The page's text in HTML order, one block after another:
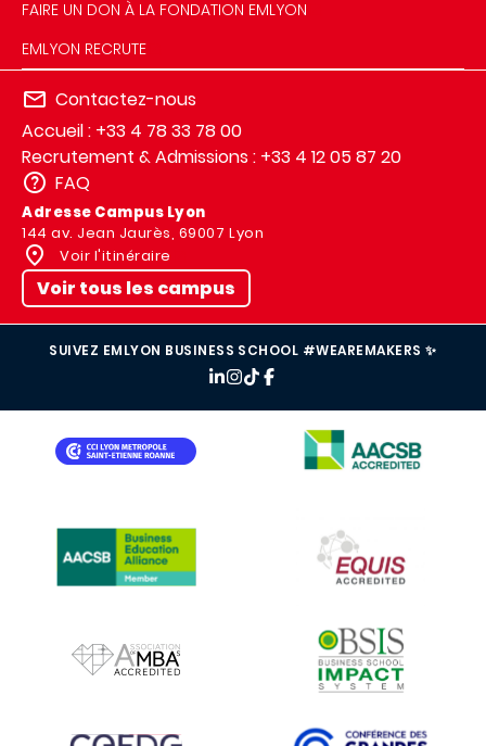
FAIRE UN DON À LA FONDATION EMLYON
EMLYON RECRUTE
Contactez-nous
Accueil : +33 4 78 33 78 00
Recrutement & Admissions : +33 4 12 05 87 20
FAQ
Adresse Campus Lyon
144 av. Jean Jaurès, 69007 Lyon
Voir l'itinéraire
Voir tous les campus
SUIVEZ EMLYON BUSINESS SCHOOL #WEAREMAKERS ✨
IMAGE
IMAGE
IMAGE
IMAGE